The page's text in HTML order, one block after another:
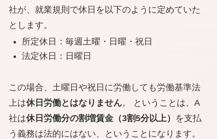
社が、就業規則で休日を以下のように定めていた
とします。
所定休日：毎週土曜・日曜・祝日
法定休日：日曜日
この場合、土曜日や祝日に労働しても労働基準法
上は休日労働とはなりません。 ということは、A
社は休日労働分の割増賃金（3割5分以上）
を支払
う義務は法的にはない、ということになります。